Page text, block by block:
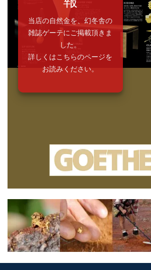
当店の自然金を、幻冬舎の
雑誌ゲーテにご掲載頂きま
した。
詳しくはこちらのページを
お読みください。